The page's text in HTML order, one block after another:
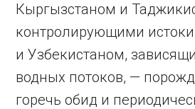
Кыргызстаном и
контролирующими
и Узбекистаном,
водных потоков, —
горечь обид и